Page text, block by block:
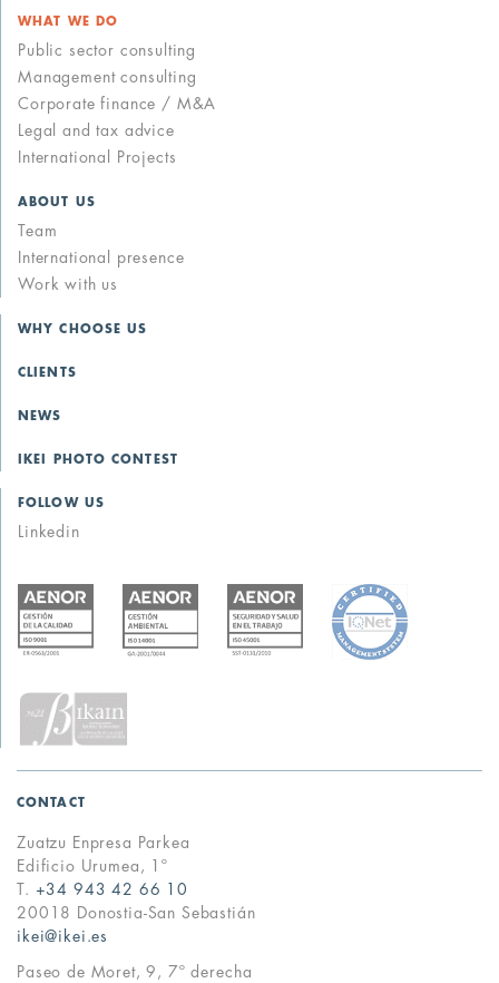
WHAT WE DO
Public sector consulting
Management consulting
Corporate finance / M&A
Legal and tax advice
International Projects
ABOUT US
Team
International presence
Work with us
WHY CHOOSE US
CLIENTS
NEWS
IKEI PHOTO CONTEST
FOLLOW US
Linkedin
CONTACT
Zuatzu Enpresa Parkea
Edificio Urumea, 1º
T. +34 943 42 66 10
20018 Donostia-San Sebastián
ikei@ikei.es
Paseo de Moret, 9, 7º derecha